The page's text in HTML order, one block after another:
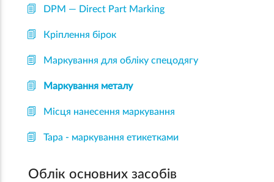
DPM — Direct Part Marking
Кріплення бірок
Маркування для обліку спецодягу
Маркування металу
Місця нанесення маркування
Тара - маркування етикетками
Облік основних засобів